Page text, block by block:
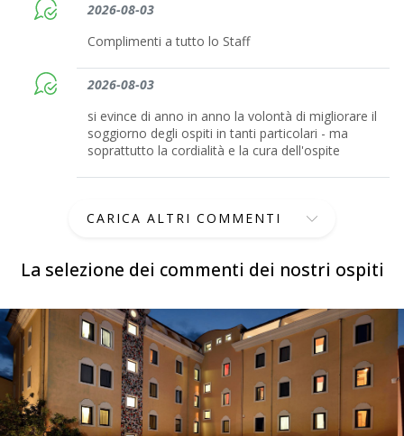
La selezione dei commenti dei nostri ospiti
2026-08-03
Complimenti a tutto lo Staff
2026-08-03
si evince di anno in anno la volontà di migliorare il
soggiorno degli ospiti in tanti particolari - ma
soprattutto la cordialità e la cura dell'ospite
CARICA ALTRI COMMENTI